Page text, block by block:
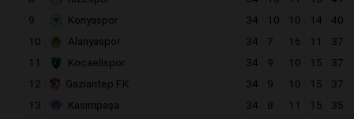
9
Konyaspor 34 10 10 14
40
10
Alanyaspor 34 7 16 11
37
11
Kocaelispor 34 9 10 15
37
12
Gaziantep F.K. 34 9 10 15
37
13
Kasımpaşa 34 8 11 15
35